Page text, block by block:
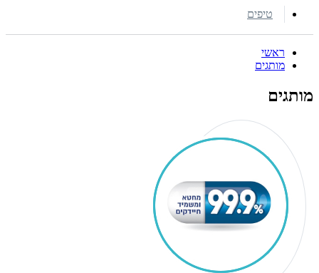
טיפים
ראשי
מותגים
מותגים